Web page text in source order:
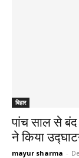
बिहार
पांच साल से बंद
ने किया
mayur sharma -